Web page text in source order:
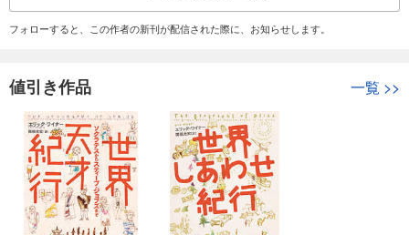
フォローすると、この作者の新刊が配信された際に、お知らせします。
値引き作品 一覧 >>